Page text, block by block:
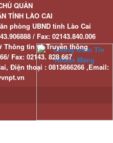
QUẢN
TỈNH LÀO CAI
phòng UBND tỉnh Lào Cai
/ Fax:02143.840.006
Thông tin và Truyền thông
Fax:02143. 828 667
Điện thoại : 0813666266 ,Email: